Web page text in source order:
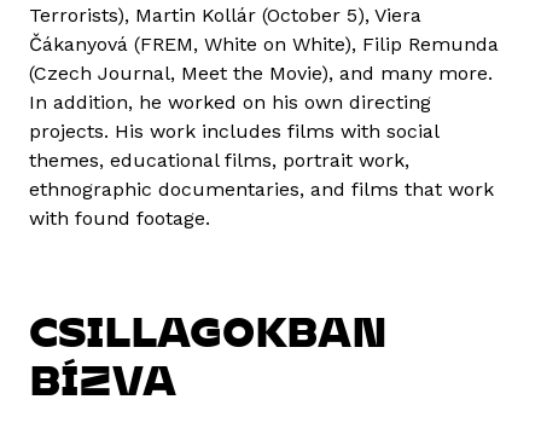
Terrorists), Martin Kollár (October 5), Viera
Čákanyová (FREM, White on White), Filip Remunda
(Czech Journal, Meet the Movie), and many more.
In addition, he worked on his own directing
projects. His work includes films with social
themes, educational films, portrait work,
ethnographic documentaries, and films that work
with found footage.
CSILLAGOKBAN
BÍZVA